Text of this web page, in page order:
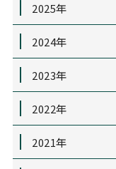
2025年
2024年
2023年
2022年
2021年